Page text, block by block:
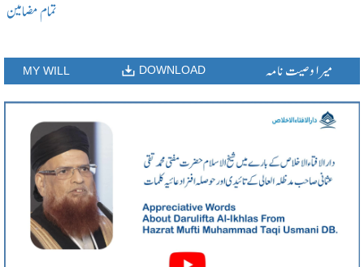
تمام مضامین
MY WILL DOWNLOAD میرا وصیت نامہ